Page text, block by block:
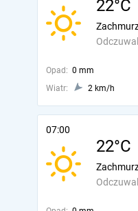
22°C
Opad: 0 mm
Wiatr:
2 km/h
07:00
22°C